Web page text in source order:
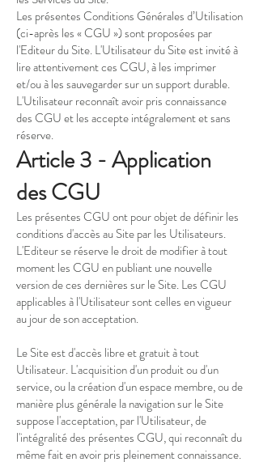
Les présentes Conditions Générales d’Utilisation
(ci-après les « CGU ») sont proposées par
l'Editeur du Site. L'Utilisateur du Site est invité à
lire attentivement ces CGU, à les imprimer
et/ou à les sauvegarder sur un support durable.
L'Utilisateur reconnaît avoir pris connaissance
des CGU et les accepte intégralement et sans
réserve.
Article 3 - Application
des CGU
Les présentes CGU ont pour objet de définir les
conditions d'accès au Site par les Utilisateurs.
L'Editeur se réserve le droit de modifier à tout
moment les CGU en publiant une nouvelle
version de ces dernières sur le Site. Les CGU
applicables à l'Utilisateur sont celles en vigueur
au jour de son acceptation.
Le Site est d'accès libre et gratuit à tout
Utilisateur. L'acquisition d'un produit ou d'un
service, ou la création d'un espace membre, ou de
manière plus générale la navigation sur le Site
suppose l'acceptation, par l'Utilisateur, de
l'intégralité des présentes CGU, qui reconnaît du
même fait en avoir pris pleinement connaissance.